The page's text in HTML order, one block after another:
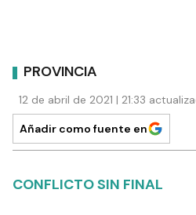
PROVINCIA
12 de abril de 2021 | 21:33
Añadir como fuente en
CONFLICTO SIN FINAL